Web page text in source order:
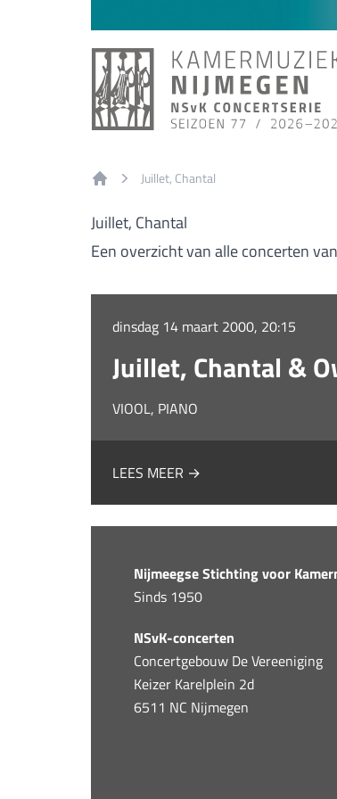
Juillet, Chantal
Juillet, Chantal
Een overzicht van alle concerten
dinsdag 14 maart 2000, 20:15
Juillet, Chantal &
VIOOL, PIANO
LEES MEER →
Nijmeegse Stichting voor
Sinds 1950
NSvK-concerten
Concertgebouw De Vereeniging
Keizer Karelplein 2d
6511 NC Nijmegen